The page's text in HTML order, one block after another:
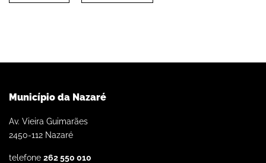
Município da Nazaré
Av. Vieira Guimarães
2450-112 Nazaré
telefone 262 550 010